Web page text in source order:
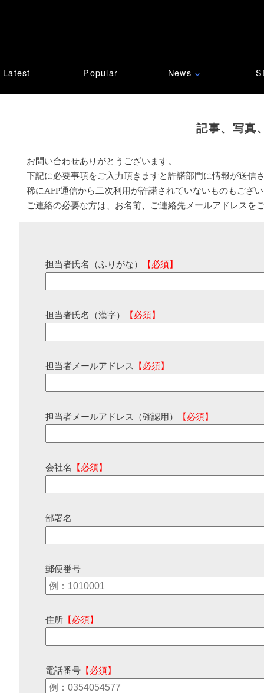
Latest Popular News ∨
記事、写真
お問い合わせありがとうございます。
下記に必要事項をご入力頂きますと許諾部門に情報が送信
稀にAFP通信から二次利用が許諾されていないものもござ
ご連絡の必要な方は、お名前、ご連絡先メールアドレスを
担当者氏名（ふりがな） 【必須】
担当者氏名（漢字） 【必須】
担当者メールアドレス 【必須】
担当者メールアドレス（確認用） 【必須】
会社名 【必須】
部署名
郵便番号
住所 【必須】
電話番号 【必須】